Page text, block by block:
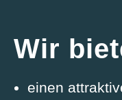
Wir
einen